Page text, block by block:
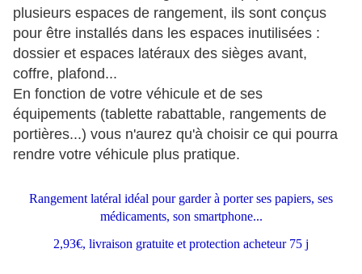
plusieurs espaces de rangement, ils sont conçus
pour être installés dans les espaces inutilisées :
dossier et espaces latéraux des sièges avant,
coffre, plafond...
En fonction de votre véhicule et de ses
équipements (tablette rabattable, rangements de
portières...) vous n'aurez qu'à choisir ce qui pourra
rendre votre véhicule plus pratique.
Rangement latéral idéal pour garder à porter ses papiers, ses
médicaments, son smartphone...
2,93€, livraison gratuite et protection acheteur 75 j